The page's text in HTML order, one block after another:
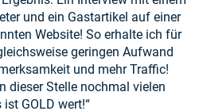
und ein Gastartikel auf einer
Website! So erhalte ich für
geringen Aufwand
und mehr Traffic!
dieser Stelle nochmal vielen
ist GOLD wert!“